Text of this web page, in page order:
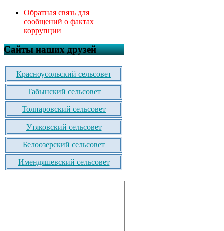
Обратная связь для
сообщений о фактах
коррупции
Сайты наших друзей
Красноусольский сельсовет
Табынский сельсовет
Толпаровский сельсовет
Утяковский сельсовет
Белоозерский сельсовет
Имендяшевский сельсовет